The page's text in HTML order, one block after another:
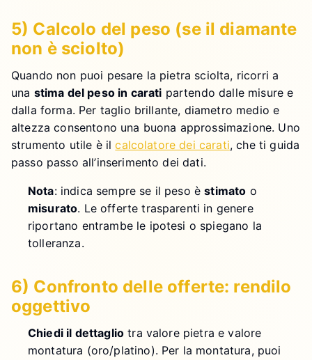
5) Calcolo del peso (se il diamante
non è sciolto)
Quando non puoi pesare la pietra sciolta, ricorri a
una stima del peso in carati partendo dalle misure e
dalla forma. Per taglio brillante, diametro medio e
altezza consentono una buona approssimazione. Uno
strumento utile è ilcalcolatore dei carati, che ti guida
passo passo all’inserimento dei dati.
Nota: indica sempre se il peso èstimato o
misurato. Le offerte trasparenti in genere
riportano entrambe le ipotesi o spiegano la
tolleranza.
6) Confronto delle offerte: rendilo
oggettivo
Chiedi il dettaglio tra valore pietra e valore
montatura (oro/platino). Per la montatura, puoi